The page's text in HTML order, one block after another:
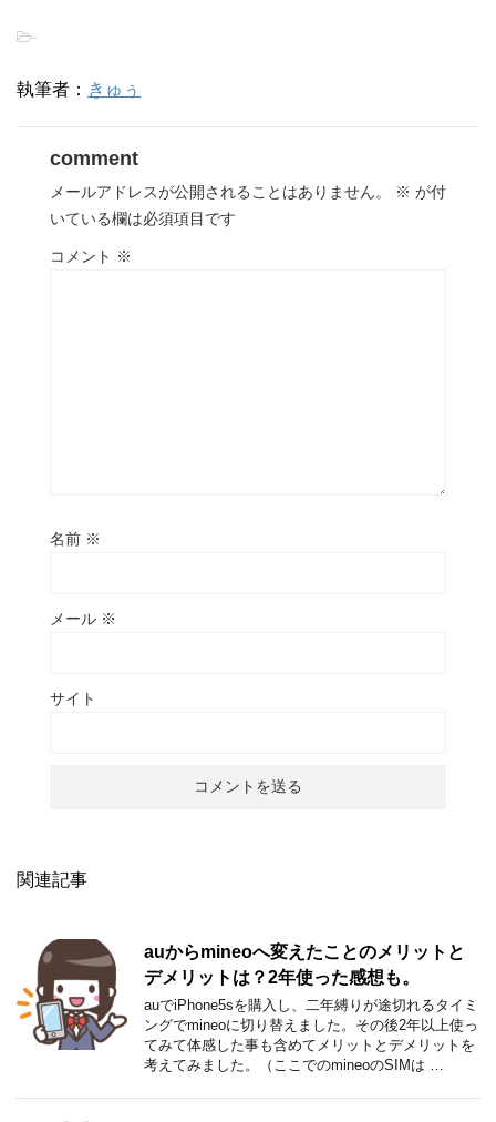
-
執筆者： きゅぅ
comment
メールアドレスが公開されることはありません。 ※ が付
いている欄は必須項目です
コメント ※
名前 ※
メール ※
サイト
関連記事
auからmineoへ変えたことのメリットと
デメリットは？2年使った感想も。
auでiPhone5sを購入し、二年縛りが途切れるタイミ
ングでmineoに切り替えました。その後2年以上使っ
てみて体感した事も含めてメリットとデメリットを
考えてみました。（ここでのmineoのSIMは …